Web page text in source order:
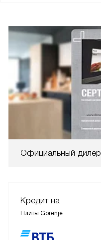
Официальный дилер
Кредит на
Плиты Gorenje